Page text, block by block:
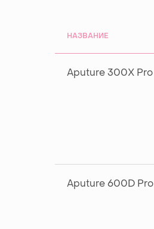
НАЗВАНИЕ
Aputure 300X Pro
Aputure 600D Pro